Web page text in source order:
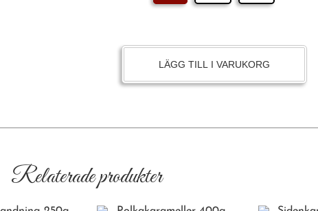
LÄGG TILL I VARUKORG
Relaterade produkter